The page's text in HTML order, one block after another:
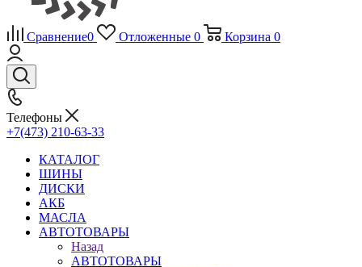
Сравнение0 Отложенные 0 Корзина 0
Телефоны
+7(473) 210-63-33
КАТАЛОГ
ШИНЫ
ДИСКИ
АКБ
МАСЛА
АВТОТОВАРЫ
Назад
АВТОТОВАРЫ